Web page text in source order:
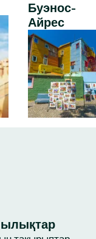
Буэнос-
Айрес